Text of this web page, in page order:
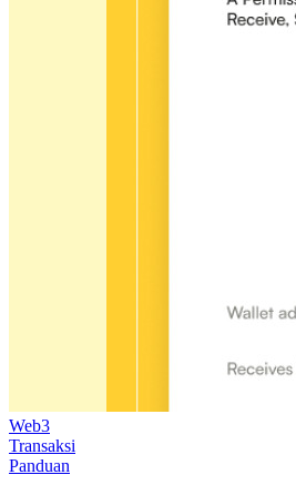
Web3
Transaksi
Panduan